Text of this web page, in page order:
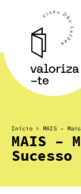
Início > MAIS –
MAIS –
Sucesso